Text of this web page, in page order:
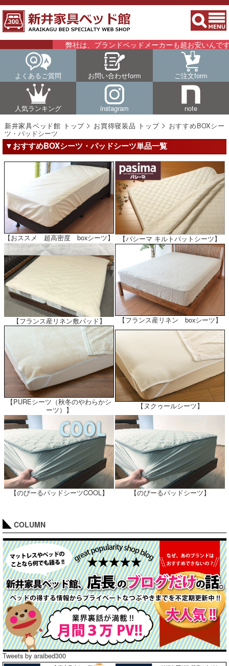
弊社は、ブランドベッドメーカーも超お安いんです！
よくあるご質問 お問い合わせform ご注文form
人気ランキング instagram
note
新井家具ベッド館 トップ
お買得寝装品 トップ おすすめBOXシー
ツ・パッドシーツ
▼おすすめBOXシーツ・パッドシーツ単品一覧
【おススメ 超高密度 boxシーツ】 【パシーマ キルトパットシーツ】
【フランス産リネン敷パッド】 【フランス産リネン boxシーツ】
【PUREシーツ（秋冬のやわらかシ
ーツ）】
【ヌクゥールシーツ】
【のびーるパッドシーツCOOL】 【のびーるパッドシーツ】
COLUMN
Tweets by araibed300